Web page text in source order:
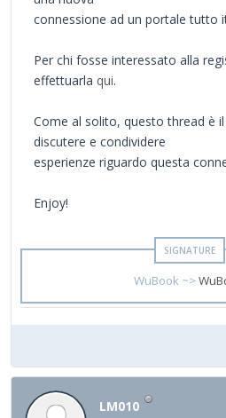
connessione ad un portale tutto
Per chi fosse interessato alla
effettuarla qui.
Come al solito, questo thread è
discutere e condividere
esperienze riguardo questa
Enjoy!
WuBook ~>
LM010